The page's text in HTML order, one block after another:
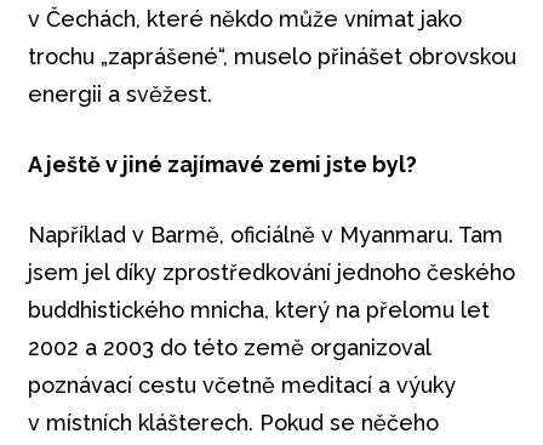
v Čechách, které někdo může vnímat jako
trochu „zaprášené“, muselo přinášet obrovskou
energii a svěžest.
A ještě v jiné zajímavé zemi jste byl?
Například v Barmě, oficiálně v Myanmaru. Tam
jsem jel díky zprostředkování jednoho českého
buddhistického mnicha, který na přelomu let
2002 a 2003 do této země organizoval
poznávací cestu včetně meditací a výuky
v místních klášterech. Pokud se něčeho